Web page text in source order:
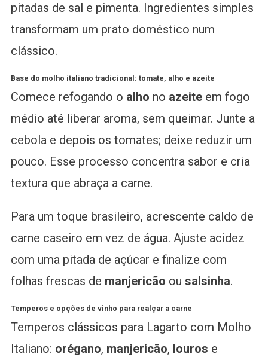
pitadas de sal e pimenta. Ingredientes simples
transformam um prato doméstico num
clássico.
Base do molho italiano tradicional: tomate, alho e azeite
Comece refogando o alho no azeiteem fogo
médio até liberar aroma, sem queimar. Junte a
cebola e depois os tomates; deixe reduzir um
pouco. Esse processo concentra sabor e cria
textura que abraça a carne.
Para um toque brasileiro, acrescente caldo de
carne caseiro em vez de água. Ajuste acidez
com uma pitada de açúcar e finalize com
folhas frescas de manjericão ou salsinha.
Temperos e opções de vinho para realçar a carne
Temperos clássicos para Lagarto com Molho
Italiano: orégano, manjericão, louros e